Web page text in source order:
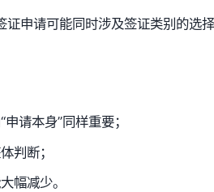
申请可能同时涉及签证类别的选
请本身”同样重要；
判断；
幅减少。